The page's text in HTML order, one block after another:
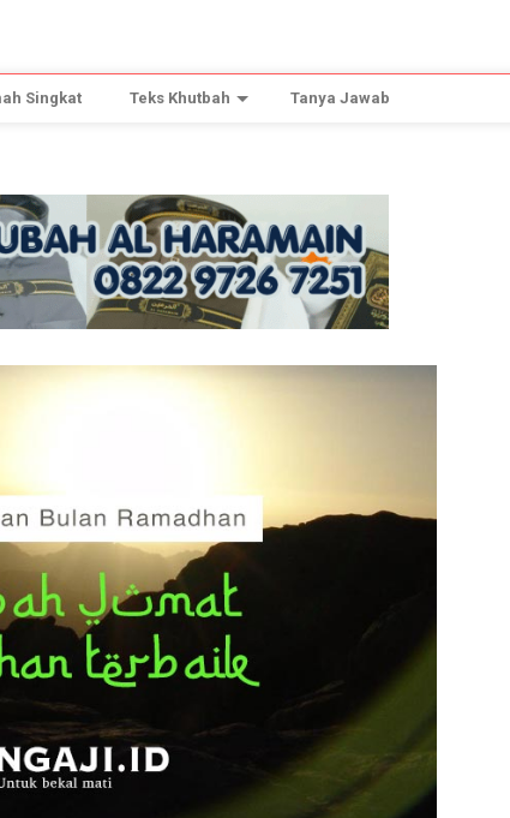
Singkat Teks Khutbah Tanya Jawab